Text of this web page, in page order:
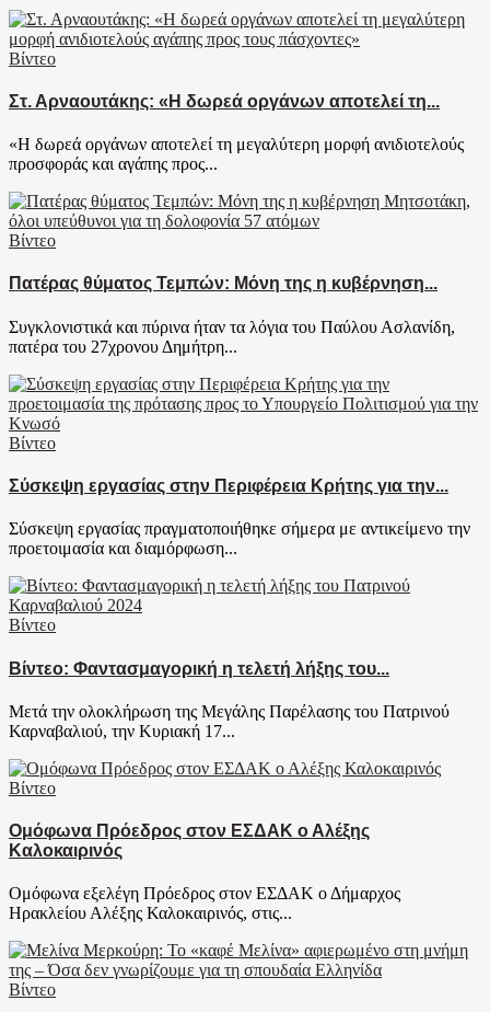
Βίντεο
Στ. Αρναουτάκης: «Η δωρεά οργάνων αποτελεί τη...
«Η δωρεά οργάνων αποτελεί τη μεγαλύτερη μορφή ανιδιοτελούς
προσφοράς και αγάπης προς...
Βίντεο
Πατέρας θύματος Τεμπών: Μόνη της η κυβέρνηση...
Συγκλονιστικά και πύρινα ήταν τα λόγια του Παύλου Ασλανίδη,
πατέρα του 27χρονου Δημήτρη...
Βίντεο
Σύσκεψη εργασίας στην Περιφέρεια Κρήτης για την...
Σύσκεψη εργασίας πραγματοποιήθηκε σήμερα με αντικείμενο την
προετοιμασία και διαμόρφωση...
Βίντεο
Βίντεο: Φαντασμαγορική η τελετή λήξης του...
Μετά την ολοκλήρωση της Μεγάλης Παρέλασης του Πατρινού
Καρναβαλιού, την Κυριακή 17...
Βίντεο
Ομόφωνα Πρόεδρος στον ΕΣΔΑΚ ο Αλέξης
Καλοκαιρινός
Ομόφωνα εξελέγη Πρόεδρος στον ΕΣΔΑΚ ο Δήμαρχος
Ηρακλείου Αλέξης Καλοκαιρινός, στις...
Βίντεο